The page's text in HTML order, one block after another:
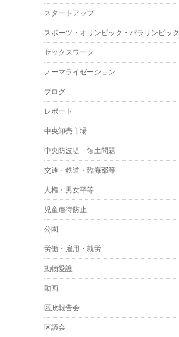
スタートアップ
スポーツ・オリンピック・パラリンピック
セックスワーク
ノーマライゼーション
ブログ
レポート
中央卸売市場
中央防波堤 領土問題
交通・鉄道・臨海部等
人権・男女平等
児童虐待防止
公園
労働・雇用・就労
動物愛護
動画
区政報告会
区議会